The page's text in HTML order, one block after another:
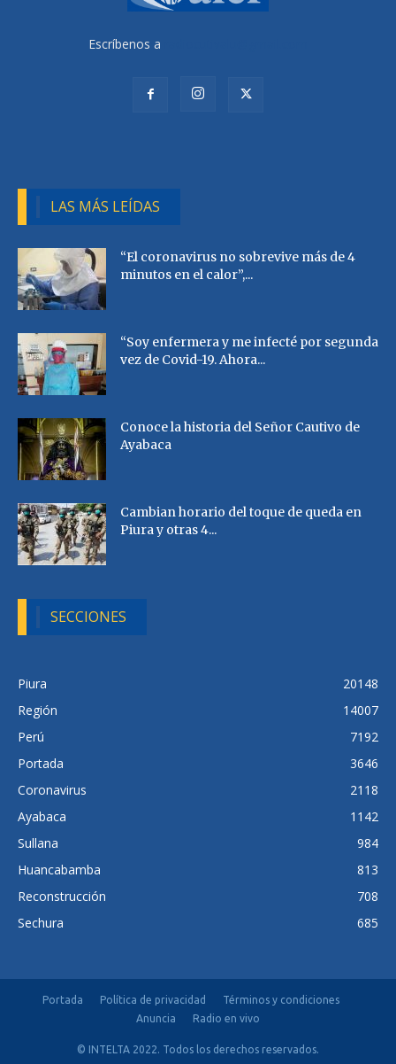
Escríbenos a
LAS MÁS LEÍDAS
“El coronavirus no sobrevive más de 4
minutos en el calor”,...
“Soy enfermera y me infecté por segunda
vez de Covid-19. Ahora...
Conoce la historia del Señor Cautivo de
Ayabaca
Cambian horario del toque de queda en
Piura y otras 4...
SECCIONES
Piura
20148
Región
14007
Perú
7192
Portada
3646
Coronavirus
2118
Ayabaca
1142
Sullana
984
Huancabamba
813
Reconstrucción
708
Sechura
685
Portada Política de privacidad
Términos y condiciones
Anuncia
Radio en vivo
© INTELTA 2022. Todos los derechos reservados.